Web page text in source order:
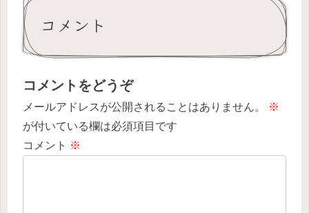
コメント
コメントをどうぞ
メールアドレスが公開されることはありません。
※
が付いている欄は必須項目です
コメント ※